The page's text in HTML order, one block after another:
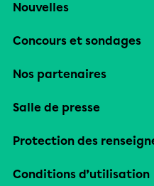
Nouvelles
Concours et sondages
Nos partenaires
Salle de presse
Protection des
Conditions d’utilisation